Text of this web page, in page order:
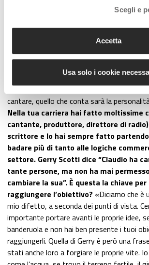
Scegli e
Accetta
Usa solo i cookie
oltre la musica. Di gente che sa cantare
altro. Onestamente non possiamo dire
grande cantante, ma nemmeno Vasco o
hanno qualcosa che ti conquista, un
Questo cerchiamo in questo talent che si
– La voce non è tutto”. I giudici ti
cantare, quello che conta sarà la
Nella tua carriera hai fatto moltissime
cantante, produttore, direttore di
scrittore e lo hai sempre fatto
badare più di tanto alle logiche
settore. Gerry Scotti dice “Claudio ha
tante persone, ma non ha mai
cambiare la sua”. È questa la chiave
raggiungere l’obiettivo? «Diciamo che è
mio difetto, a seconda dei punti di vista.
importante portare avanti le proprie idee,
banderuola e non hai ben presente i tuoi
raggiungerli. Quella di Gerry è però una
stati anche loro a forgiare le proprie vite.